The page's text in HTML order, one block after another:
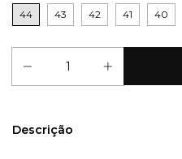
44 43 42 41 40
Descrição